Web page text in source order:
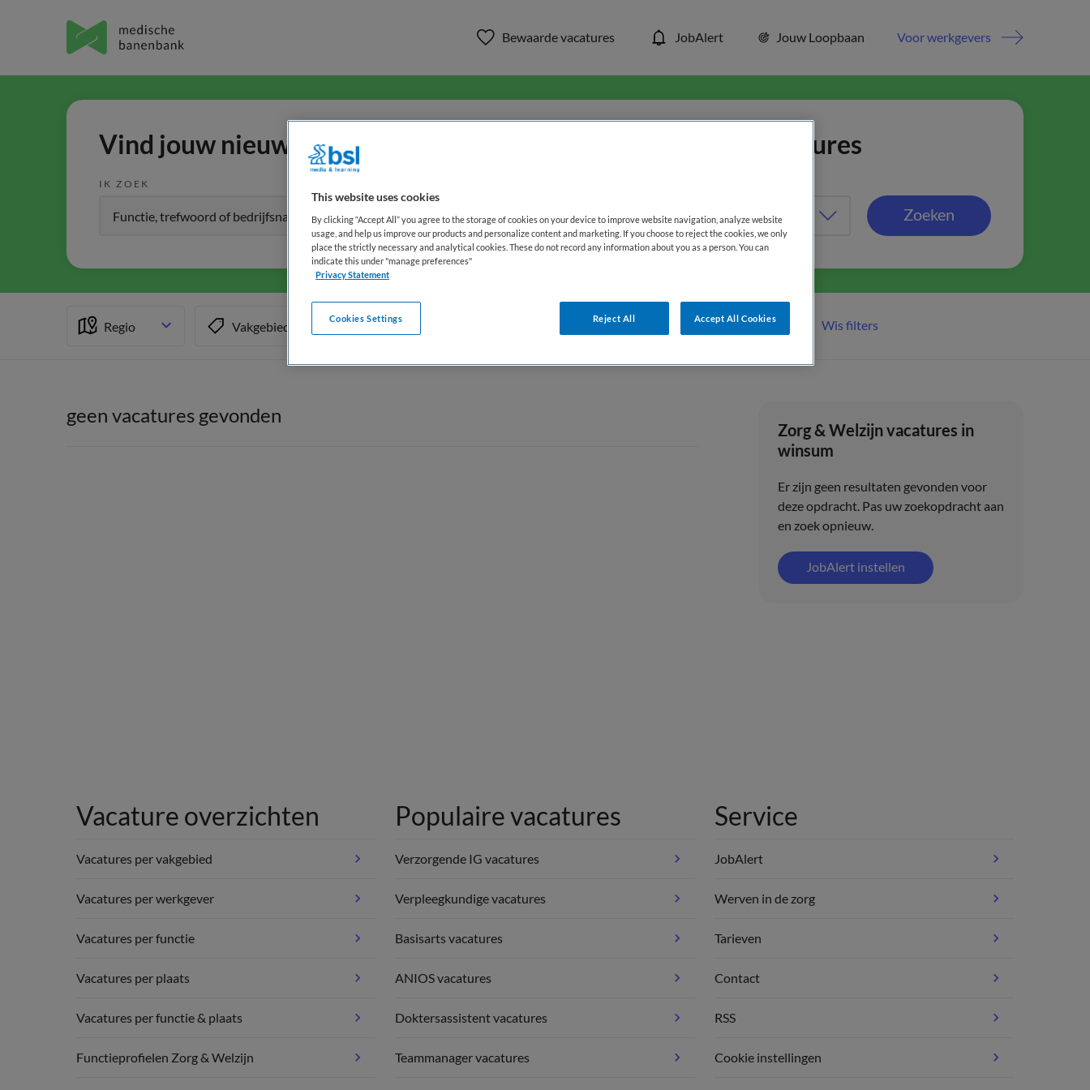
Bewaarde vacatures JobAlert Jouw Loopbaan Voor werkgevers
Vind jouw nieuwe baan in ons aanbod van zorg & welzijn vacatures
IK ZOEK
Zoeken
Regio Vakgebied Functiegebied Opleiding Meer filters Wis filters
Zorg & Welzijn vacatures in
winsum
Er zijn geen resultaten gevonden voor
deze opdracht. Pas uw zoekopdracht aan
en zoek opnieuw.
JobAlert instellen
geen vacatures gevonden
Vacature overzichten
Vacatures per vakgebied
Vacatures per werkgever
Vacatures per functie
Vacatures per plaats
Vacatures per functie & plaats
Functieprofielen Zorg & Welzijn
Populaire vacatures
Verzorgende IG vacatures
Verpleegkundige vacatures
Basisarts vacatures
ANIOS vacatures
Doktersassistent vacatures
Teammanager vacatures
Service
JobAlert
Werven in de zorg
Tarieven
Contact
RSS
Cookie instellingen
This website uses cookies
By clicking “Accept All” you agree to the storage of cookies on your device to improve website navigation, analyze website
usage, and help us improve our products and personalize content and marketing. If you choose to reject the cookies, we only
place the strictly necessary and analytical cookies. These do not record any information about you as a person. You can
indicate this under "manage preferences"
Privacy Statement
Reject All Accept All Cookies
Cookies Settings